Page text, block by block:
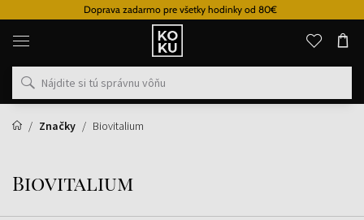
Doprava zadarmo pre všetky hodinky od 80€
Originálne
parfémy
hodinky
na
mieste
Značky
Biovitalium
Biovitalium